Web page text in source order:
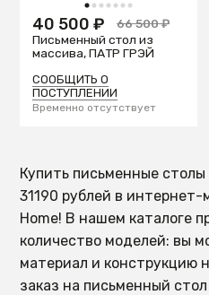
1 2 3 4 5 6 7
40 500 ₽
66 500 ₽
Письменный стол из
массива, ПАТР ГРЭЙ
СООБЩИТЬ О
ПОСТУПЛЕНИИ
Временно отсутствует
Купить письменные
31190 рублей в интернет-
Home! В нашем каталоге
количество моделей: вы
материал и конструкцию
заказ на письменный